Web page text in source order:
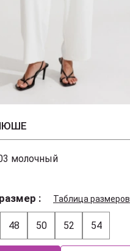
молочный
Таблица размеров
48 50 52 54